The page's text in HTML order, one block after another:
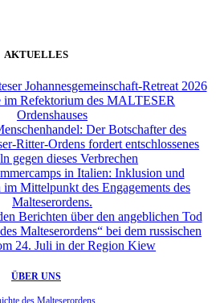
AKTUELLES
Johannesgemeinschaft-Retreat 2026
im Refektorium des MALTESER
Ordenshauses
Der Botschafter des
Ritter-Ordens fordert entschlossenes
gegen dieses Verbrechen
in Italien: Inklusion und
im Mittelpunkt des Engagements des
Malteserordens.
Berichten über den angeblichen Tod
Malteserordens“ bei dem russischen
24. Juli in der Region Kiew
ÜBER UNS
des Malteserordens